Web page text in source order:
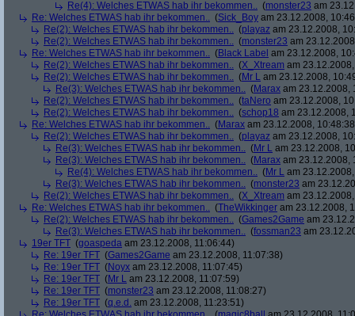
Re(4): Welches ETWAS hab ihr bekommen.. (monster23 am
Re: Welches ETWAS hab ihr bekommen.. (Sick_Boy am 23.12.2008,
Re(2): Welches ETWAS hab ihr bekommen.. (playaz am 23.12.2008,
Re(2): Welches ETWAS hab ihr bekommen.. (monster23 am
Re: Welches ETWAS hab ihr bekommen.. (Black Label am 23.12.2008,
Re(2): Welches ETWAS hab ihr bekommen.. (X_Xtream am
Re(2): Welches ETWAS hab ihr bekommen.. (Mr L am 23.12.2008,
Re(3): Welches ETWAS hab ihr bekommen.. (Marax am 23.12.2008,
Re(2): Welches ETWAS hab ihr bekommen.. (taNero am 23.12.2008,
Re(2): Welches ETWAS hab ihr bekommen.. (schop18 am 23.12.2008,
Re: Welches ETWAS hab ihr bekommen.. (Marax am 23.12.2008,
Re(2): Welches ETWAS hab ihr bekommen.. (playaz am 23.12.2008,
Re(3): Welches ETWAS hab ihr bekommen.. (Mr L am 23.12.2008,
Re(3): Welches ETWAS hab ihr bekommen.. (Marax am 23.12.2008,
Re(4): Welches ETWAS hab ihr bekommen.. (Mr L am
Re(3): Welches ETWAS hab ihr bekommen.. (monster23 am
Re(2): Welches ETWAS hab ihr bekommen.. (X_Xtream am
Re: Welches ETWAS hab ihr bekommen.. (TheWikkinger am 23.12.2008,
Re(2): Welches ETWAS hab ihr bekommen.. (Games2Game am
Re(3): Welches ETWAS hab ihr bekommen.. (fossman23 am
19er TFT (goaspeda am 23.12.2008, 11:06:44)
Re: 19er TFT (Games2Game am 23.12.2008, 11:07:38)
Re: 19er TFT (Noyx am 23.12.2008, 11:07:45)
Re: 19er TFT (Mr L am 23.12.2008, 11:07:59)
Re: 19er TFT (monster23 am 23.12.2008, 11:08:27)
Re: 19er TFT (q.e.d. am 23.12.2008, 11:23:51)